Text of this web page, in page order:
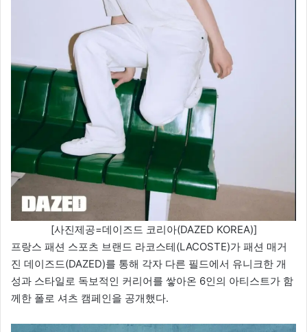
[사진제공=데이즈드 코리아(DAZED KOREA)]
프랑스 패션 스포츠 브랜드 라코스테(LACOSTE)가 패션 매거
진 데이즈드(DAZED)를 통해 각자 다른 필드에서 유니크한 개
성과 스타일로 독보적인 커리어를 쌓아온 6인의 아티스트가 함
께한 폴로 셔츠 캠페인을 공개했다.